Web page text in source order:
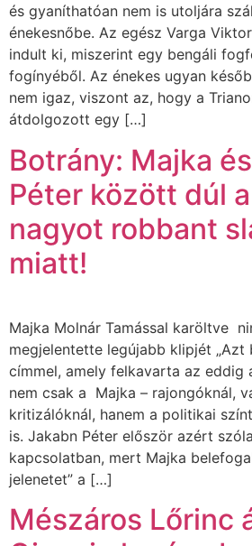
és gyaníthatóan nem is utoljára
énekesnőbe. Az egész Varga
indult ki, miszerint egy bengáli
fogínyéből. Az énekes ugyan
nem igaz, viszont az, hogy a
átdolgozott egy […]
Botrány: Majka
Péter között dúl
nagyot robbant
miatt!
Majka Molnár Tamással karöltve
megjelentette legújabb klipjét „Azt
címmel, amely felkavarta az eddig
nem csak a Majka – rajongóknál,
kritizálóknál, hanem a politikai
is. Jakabn Péter először azért
kapcsolatban, mert Majka
jelenetet” a […]
Mészáros Lőrinc